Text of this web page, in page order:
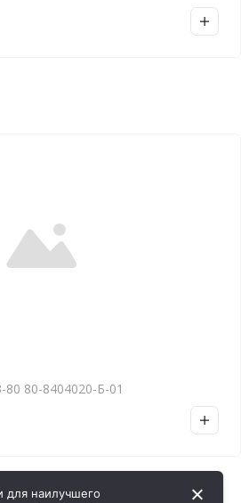
80-8404020-Б-01
для наилучшего